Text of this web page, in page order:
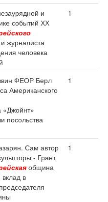
и
событий ХХ
журналиста
человека
1
ФЕОР Берл
Американского
«Джойнт»
посольства
1
Сам автор
- Грант
община
в
1